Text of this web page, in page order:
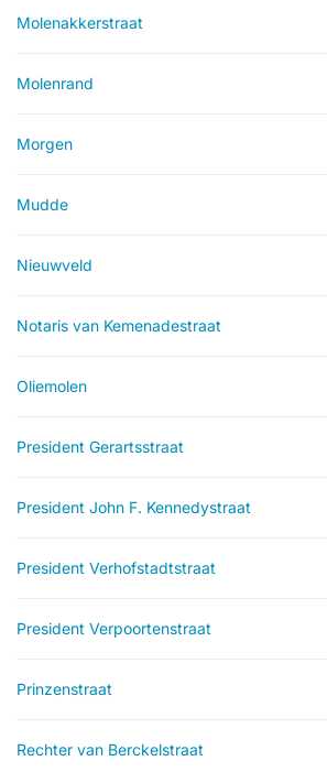
Molenakkerstraat
Molenrand
Morgen
Mudde
Nieuwveld
Notaris van Kemenadestraat
Oliemolen
President Gerartsstraat
President John F. Kennedystraat
President Verhofstadtstraat
President Verpoortenstraat
Prinzenstraat
Rechter van Berckelstraat